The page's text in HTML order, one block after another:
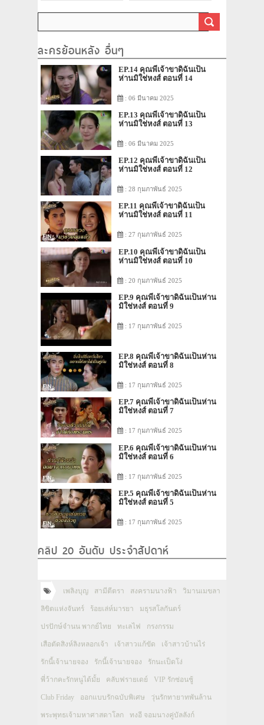
ละครย้อนหลัง อื่นๆ
EP.14 คุณพี่เจ้าขาดิฉันเป็น
ห่านมิใช่หงส์ ตอนที่ 14
: 06 มีนาคม 2025
EP.13 คุณพี่เจ้าขาดิฉันเป็น
ห่านมิใช่หงส์ ตอนที่ 13
: 06 มีนาคม 2025
EP.12 คุณพี่เจ้าขาดิฉันเป็น
ห่านมิใช่หงส์ ตอนที่ 12
: 28 กุมภาพันธ์ 2025
EP.11 คุณพี่เจ้าขาดิฉันเป็น
ห่านมิใช่หงส์ ตอนที่ 11
: 27 กุมภาพันธ์ 2025
EP.10 คุณพี่เจ้าขาดิฉันเป็น
ห่านมิใช่หงส์ ตอนที่ 10
: 20 กุมภาพันธ์ 2025
EP.9 คุณพี่เจ้าขาดิฉันเป็นห่าน
มิใช่หงส์ ตอนที่ 9
: 17 กุมภาพันธ์ 2025
EP.8 คุณพี่เจ้าขาดิฉันเป็นห่าน
มิใช่หงส์ ตอนที่ 8
: 17 กุมภาพันธ์ 2025
EP.7 คุณพี่เจ้าขาดิฉันเป็นห่าน
มิใช่หงส์ ตอนที่ 7
: 17 กุมภาพันธ์ 2025
EP.6 คุณพี่เจ้าขาดิฉันเป็นห่าน
มิใช่หงส์ ตอนที่ 6
: 17 กุมภาพันธ์ 2025
EP.5 คุณพี่เจ้าขาดิฉันเป็นห่าน
มิใช่หงส์ ตอนที่ 5
: 17 กุมภาพันธ์ 2025
คลิป 20 อันดับ ประจำสัปดาห์
เพลิงบุญ สามีตีตรา สงครามนางฟ้า วิมานเมขลา
ลิขิตแห่งจันทร์ ร้อยเล่ห์มารยา มธุรสโลกันตร์
ปรปักษ์จำนน พากย์ไทย ทะเลไฟ กรงกรรม
เสือตัดสิงห์ลิงหลอกเจ้า เจ้าสาวแก้ขัด เจ้าสาวบ้านไร่
รักนี้เจ้านายจอง รักนี้เจ้านายจอง รักนะเป็ดโง่
พี่ว้ากคะรักหนูได้มั้ย คลับฟรายเดย์ VIP รักซ่อนชู้
Club Friday ออกแบบรักฉบับพิเศษ วุ่นรักทายาทพันล้าน
พระพุทธเจ้ามหาศาสดาโลก ทงอี จอมนางคู่บัลลังก์